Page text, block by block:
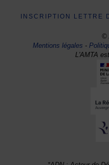
INSCRIPTION LETTRE
©
Mentions légales -
L'AMTA